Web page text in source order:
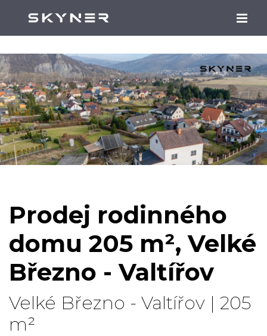
Prodej rodinného
domu 205 m², Velké
Březno - Valtířov
Velké Březno - Valtířov | 205
m²